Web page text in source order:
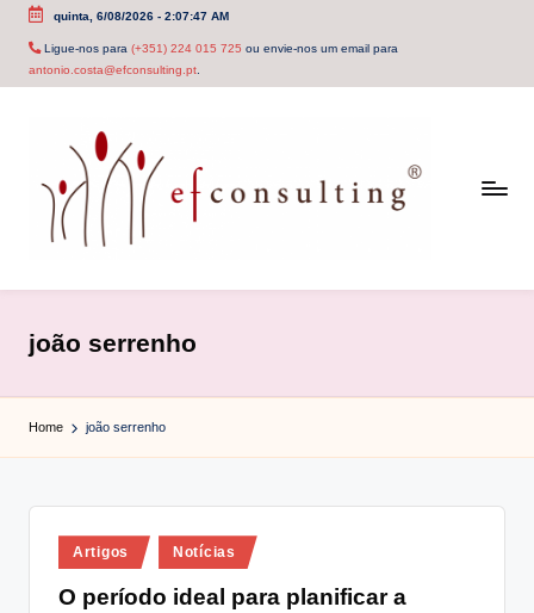
Skip
quinta, 6/08/2026- 2:07:47 AM
Ligue-nos para (+351) 224 015 725 ou envie-nos um email para
antonio.costa@efconsulting.pt.
c
o
n
u
joão serrenho
Home joão serrenho
Posted
in
Artigos Notícias
O período ideal para planificar a